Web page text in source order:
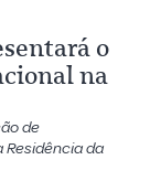
o
na
de
Residência da